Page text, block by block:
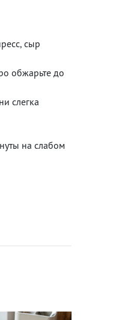
сыр
обжарьте до
слегка
на слабом